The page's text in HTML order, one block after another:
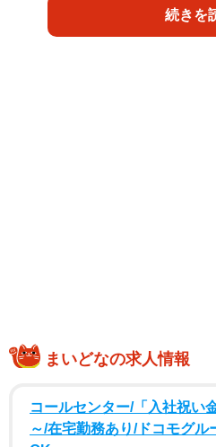
ツカヤちゃんそっくり♡」「2
とファンから歓喜の声が寄せら
続きを
まいどなの求人情報
コールセンター/「入社祝い
～/在宅勤務あり/ドコモグル